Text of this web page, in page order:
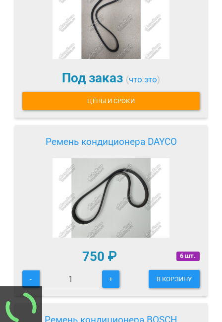
Под заказ (что это)
ЦЕНЫ И СРОКИ
Ремень кондиционера DAYCO
6 шт.
750 ₽
- + В КОРЗИНУ